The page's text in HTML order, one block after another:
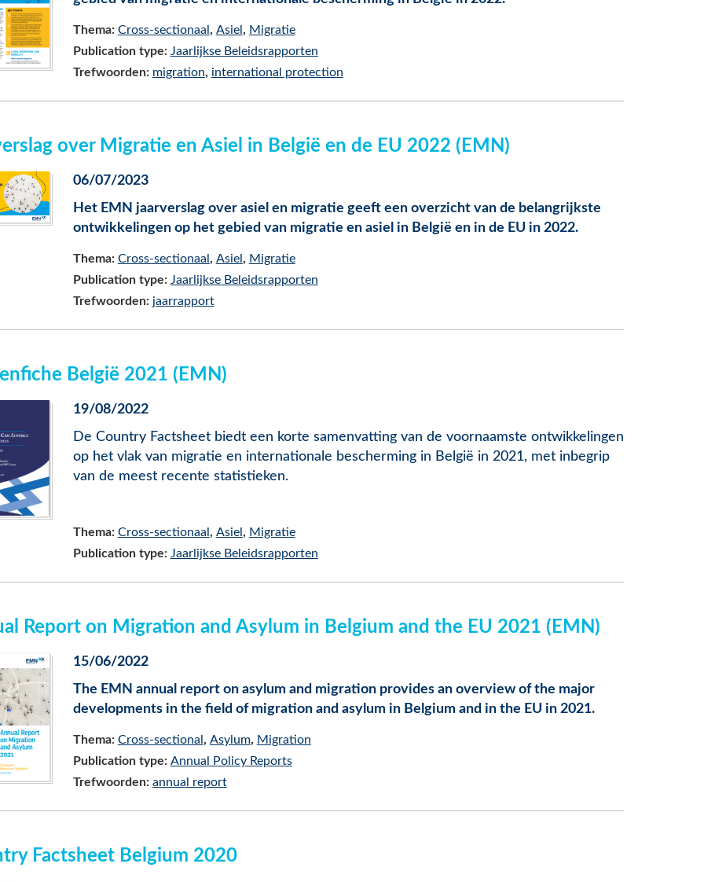
Thema: Cross-sectionaal Asiel
Migratie
Publication type: Jaarlijkse Beleidsrapporten
Trefwoorden: migration international protection
over Migratie en Asiel in België en de EU 2022 (EMN)
06/07/2023
Het EMN jaarverslag over asiel en migratie geeft een overzicht van de belangrijkste
ontwikkelingen op het gebied van migratie en asiel in België en in de EU in 2022.
Thema: Cross-sectionaal Asiel
Migratie
Publication type: Jaarlijkse Beleidsrapporten
Trefwoorden: jaarrapport
België 2021 (EMN)
19/08/2022
De Country Factsheet biedt een korte samenvatting van de voornaamste ontwikkelingen
op het vlak van migratie en internationale bescherming in België in 2021, met inbegrip
van de meest recente statistieken.
Thema: Cross-sectionaal Asiel
Migratie
Publication type: Jaarlijkse Beleidsrapporten
Report on Migration and Asylum in Belgium and the EU 2021 (EMN)
15/06/2022
The EMN annual report on asylum and migration provides an overview of the major
developments in the field of migration and asylum in Belgium and in the EU in 2021.
Thema: Cross-sectional Asylum
Migration
Publication type: Annual Policy Reports
Trefwoorden: annual report
Factsheet Belgium 2020